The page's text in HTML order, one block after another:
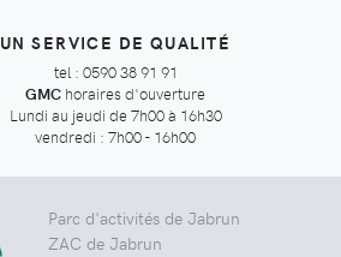
UN SERVICE DE QUALITÉ
tel : 0590 38 91 91
GMC horaires d'ouverture
Lundi au jeudi de 7h00 à 16h30
vendredi : 7h00 - 16h00
Parc d'activités de Jabrun
ZAC de Jabrun